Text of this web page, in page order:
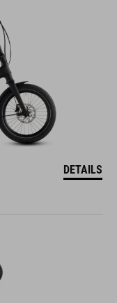
DETAILS